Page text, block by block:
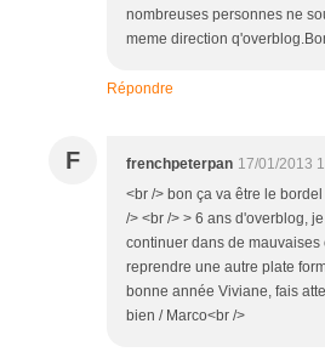
nombreuses personnes ne
meme direction
Répondre
F frenchpeterpan 17/01/2013
<br /> bon ça va être le
/> <br /> > 6 ans d'overblog,
continuer dans de mauvaises
reprendre une autre plate
bonne année Viviane, fais
bien / Marco<br />